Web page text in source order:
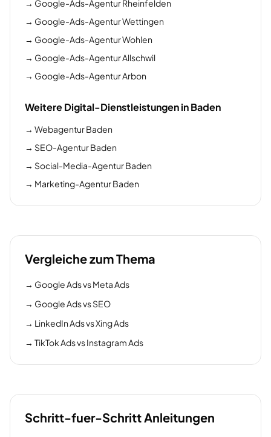
→ Google-Ads-Agentur Rheinfelden
→ Google-Ads-Agentur Wettingen
→ Google-Ads-Agentur Wohlen
→ Google-Ads-Agentur Allschwil
→ Google-Ads-Agentur Arbon
Weitere Digital-Dienstleistungen in Baden
→ Webagentur Baden
→ SEO-Agentur Baden
→ Social-Media-Agentur Baden
→ Marketing-Agentur Baden
Vergleiche zum Thema
→ Google Ads vs Meta Ads
→ Google Ads vs SEO
→ LinkedIn Ads vs Xing Ads
→ TikTok Ads vs Instagram Ads
Schritt-fuer-Schritt Anleitungen